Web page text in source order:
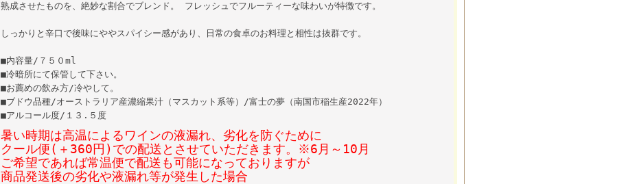
熟成させたものを、絶妙な割合でブレンド。 フレッシュでフルーティーな味わいが特徴です。
しっかりと辛口で後味にややスパイシー感があり、日常の食卓のお料理と相性は抜群です。
■内容量/７５０ml
■冷暗所にて保管して下さい。
■お薦めの飲み方/冷やして。
■ブドウ品種/オーストラリア産濃縮果汁（マスカット系等）/富士の夢（南国市稲生産2022年）
■アルコール度/１３.５度
暑い時期は高温によるワインの液漏れ、劣化を防ぐために
クール便(＋360円)での配送とさせていただきます。※6月～10月
ご希望であれば常温便で配送も可能になっておりますが
商品発送後の劣化や液漏れ等が発生した場合